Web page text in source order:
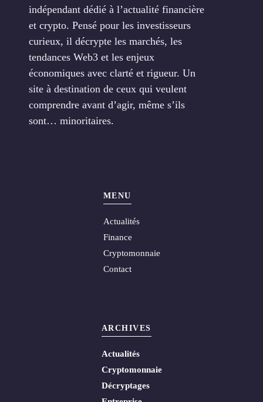
indépendant dédié à l’actualité financière
et crypto. Pensé pour les investisseurs
curieux, il décrypte les marchés, les
tendances Web3 et les enjeux
économiques avec clarté et rigueur. Un
site à destination de ceux qui veulent
comprendre avant d’agir, même s’ils
sont… minoritaires.
MENU
Actualités
Finance
Cryptomonnaie
Contact
ARCHIVES
Actualités
Cryptomonnaie
Décryptages